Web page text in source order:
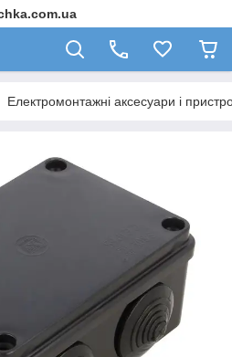
Електромонтажні аксесуари і